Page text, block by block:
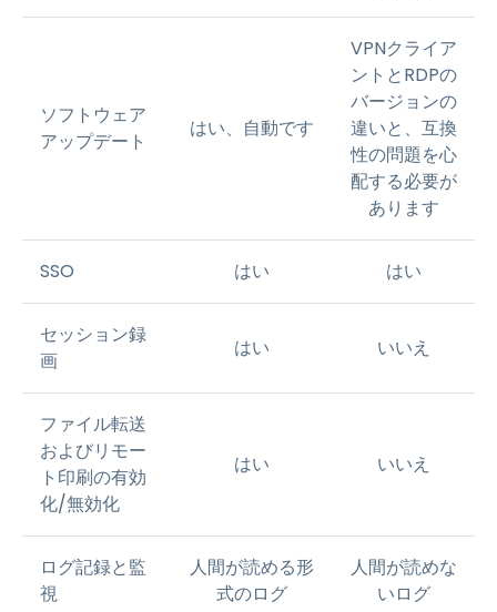
ソフトウェア
アップデート
はい、自動です
VPNクライア
ントとRDPの
バージョンの
違いと、互換
性の問題を心
配する必要が
あります
SSO はい はい
セッション録
画
はい いいえ
ファイル転送
およびリモー
ト印刷の有効
化/無効化
はい いいえ
ログ記録と監
視
人間が読める形
式のログ
人間が読めな
いログ